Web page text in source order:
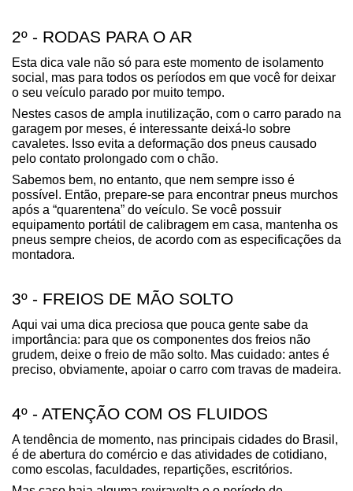
2º - RODAS PARA O AR
Esta dica vale não só para este momento de isolamento
social, mas para todos os períodos em que você for deixar
o seu veículo parado por muito tempo.
Nestes casos de ampla inutilização, com o carro parado na
garagem por meses, é interessante deixá-lo sobre
cavaletes. Isso evita a deformação dos pneus causado
pelo contato prolongado com o chão.
Sabemos bem, no entanto, que nem sempre isso é
possível. Então, prepare-se para encontrar pneus murchos
após a “quarentena” do veículo. Se você possuir
equipamento portátil de calibragem em casa, mantenha os
pneus sempre cheios, de acordo com as especificações da
montadora.
3º - FREIOS DE MÃO SOLTO
Aqui vai uma dica preciosa que pouca gente sabe da
importância: para que os componentes dos freios não
grudem, deixe o freio de mão solto. Mas cuidado: antes é
preciso, obviamente, apoiar o carro com travas de madeira.
4º - ATENÇÃO COM OS FLUIDOS
A tendência de momento, nas principais cidades do Brasil,
é de abertura do comércio e das atividades de cotidiano,
como escolas, faculdades, repartições, escritórios.